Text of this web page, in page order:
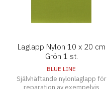
Laglapp Nylon 10 x 20 cm
Grön 1 st.
BLUE LINE
Självhäftande nylonlaglapp för